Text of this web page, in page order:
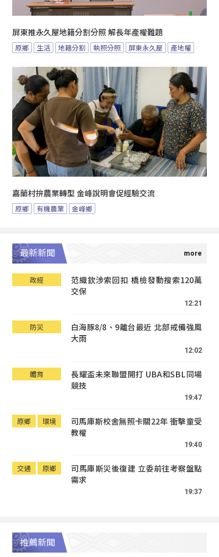
屏東推永久屋地籍分割分照 解長年產權難題
原鄉 生活 地籍分割 執照分照 屏東永久屋 產地權
嘉蘭村拚農業轉型 金峰說明會促經驗交流
原鄉 有機農業 金峰鄉
最新新聞
政經
范織欽涉索回扣 橋檢發動搜索120萬
交保
12:21
防災
白海豚8/8、9離台最近 北部戒備強風
大雨
12:02
體育
長耀盃未來聯盟開打 UBA和SBL同場
競技
19:47
原鄉 環境
司馬庫斯校舍無照卡關22年 衝擊童受
教權
19:40
交通 原鄉
司馬庫斯災後復建 立委前往考察盤點
需求
19:37
推薦新聞